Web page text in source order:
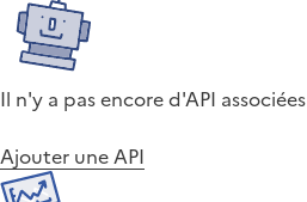
Il n'y a pas encore d'API associées
Ajouter une API